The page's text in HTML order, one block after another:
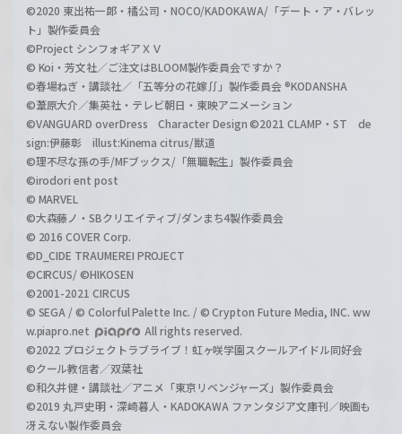
©2020 東出祐一郎・橘公司・NOCO/KADOKAWA/「デート・ア・バレッ
ト」製作委員会
©Project シンフォギアＸＶ
© Koi・芳文社／ご注文はBLOOM製作委員会ですか？
©春場ねぎ・講談社／「五等分の花嫁∬」製作委員会 ®KODANSHA
©葦原大介／集英社・テレビ朝日・東映アニメーション
©VANGUARD overDress Character Design ©2021 CLAMP・ST de
sign:伊藤彰 illust:Kinema citrus/獣道
©理不尽な孫の手/MFブックス/「無職転生」製作委員会
©irodori ent post
© MARVEL
©大森藤ノ・SBクリエイティブ/ダンまち4製作委員会
© 2016 COVER Corp.
©D_CIDE TRAUMEREI PROJECT
©CIRCUS/ ©HIKOSEN
©2001-2021 CIRCUS
© SEGA / © Colorful Palette Inc. / © Crypton Future Media, INC. ww
w.piapro.net
All rights reserved.
©2022 プロジェクトラブライブ！虹ヶ咲学園スクールアイドル同好会
©クール教信者／双葉社
©和久井健・講談社／アニメ「東京リベンジャーズ」製作委員会
©2019 丸戸史明・深崎暮人・KADOKAWA ファンタジア文庫刊／映画も
冴えない製作委員会